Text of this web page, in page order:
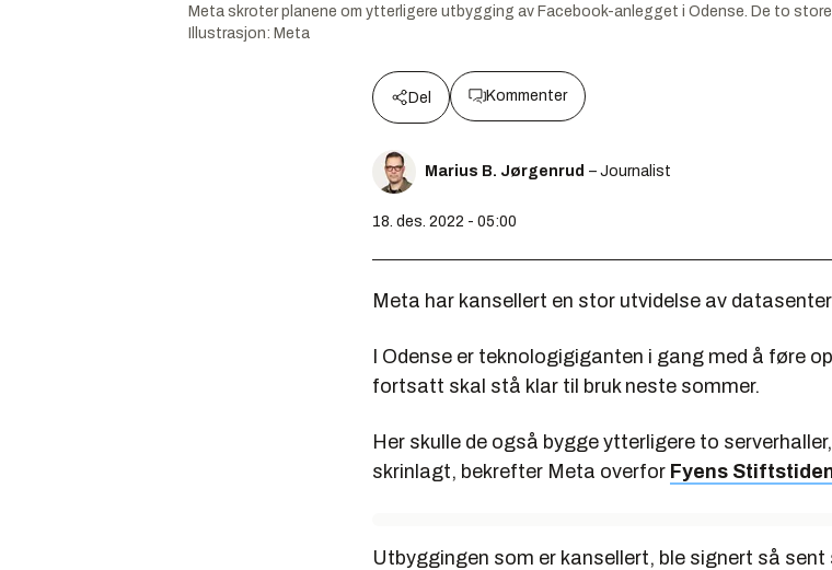
Meta skroter planene om ytterligere utbygging av Facebook-anlegget i Odense. De to
Illustrasjon: Meta
Del Kommenter
Marius B. Jørgenrud – Journalist
18. des. 2022 - 05:00
Meta har kansellert en stor utvidelse av
I Odense er teknologigiganten i gang med å føre
fortsatt skal stå klar til bruk neste sommer.
Her skulle de også bygge ytterligere to
skrinlagt, bekrefter Meta overfor Fyens
Utbyggingen som er kansellert, ble signert så